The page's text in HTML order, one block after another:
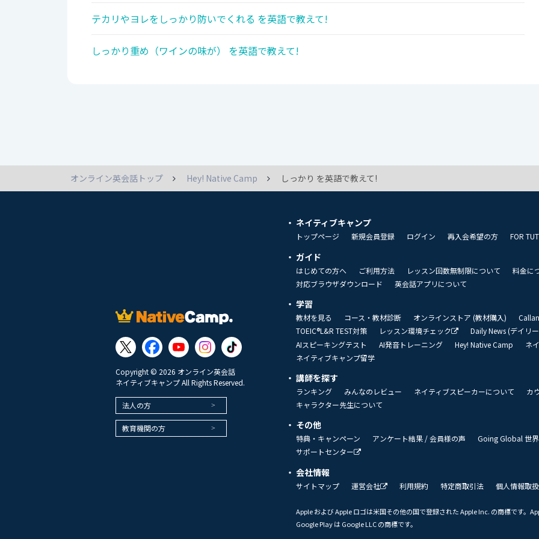
テカリやヨレをしっかり防いでくれる を英語で教えて!
しっかり重め（ワインの味が） を英語で教えて!
オンライン英会話トップ Hey! Native Camp しっかり を英語で教えて!
Copyright © 2026 オンライン英会話
ネイティブキャンプ All Rights Reserved.
法人の方
教育機関の方
ネイティブキャンプ
トップページ 新規会員登録 ログイン 再入会希望の方 FOR
ガイド
はじめての方へ ご利用方法 レッスン回数無制限について
料金に
対応ブラウザダウンロード
英会話アプリについて
学習
教材を見る コース・教材診断 オンラインストア (教材購入)
TOEIC®L&R TEST対策
レッスン環境チェック
Daily News (デイリ
AIスピーキングテスト
AI発音トレーニング Hey! Native Camp
ネ
ネイティブキャンプ留学
講師を探す
ランキング みんなのレビュー ネイティブスピーカーについて
カ
キャラクター先生について
その他
特典・キャンペーン アンケート結果 / 会員様の声
Going Global 世
サポートセンター
会社情報
サイトマップ 運営会社 利用規約 特定商取引法 個人情報取
Apple および Apple ロゴは米国その他の国で登録された Apple Inc. の商標です。
Google Play は Google LLC の商標です。